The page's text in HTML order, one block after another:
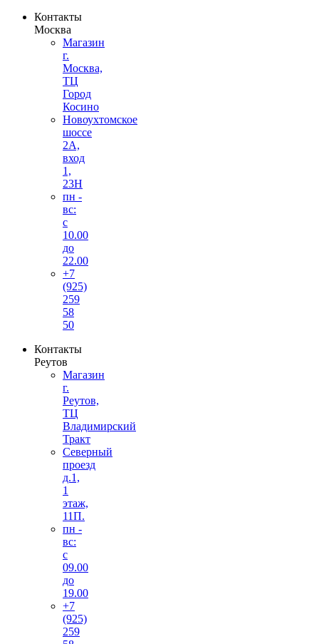
Контакты
Москва
Магазин
г.
Москва,
ТЦ
Город
Косино
Новоухтомское
шоссе
2А,
вход
1,
23Н
пн -
вс:
с
10.00
до
22.00
+7
(925)
259
58
50
Контакты
Реутов
Магазин
г.
Реутов,
ТЦ
Владимирский
Тракт
Северный
проезд
д.1,
1
этаж,
11П.
пн -
вс:
с
09.00
до
19.00
+7
(925)
259